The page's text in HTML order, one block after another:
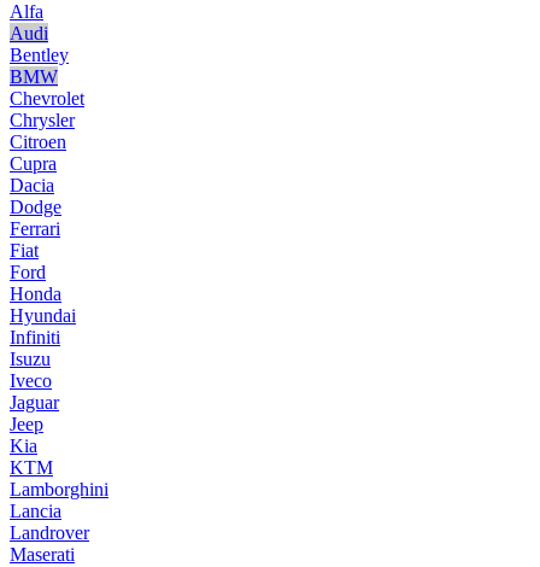
Alfa
Audi
Bentley
BMW
Chevrolet
Chrysler
Citroen
Cupra
Dacia
Dodge
Ferrari
Fiat
Ford
Honda
Hyundai
Infiniti
Isuzu
Iveco
Jaguar
Jeep
Kia
KTM
Lamborghini
Lancia
Landrover
Maserati